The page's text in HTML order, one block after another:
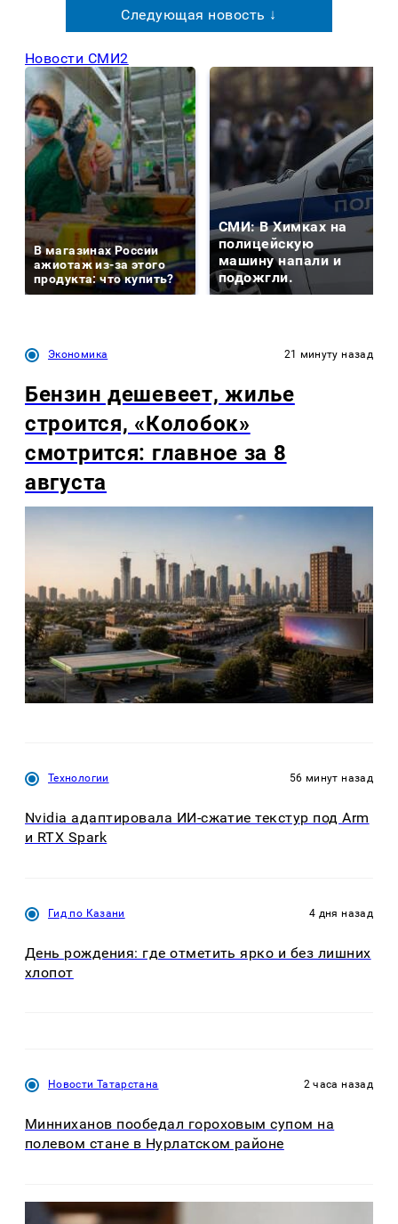
Следующая новость ↓
Новости СМИ2
В магазинах России
ажиотаж из-за этого
продукта: что купить?
СМИ: В Химках на
полицейскую
машину напали и
подожгли.
Экономика 21 минуту назад
Бензин дешевеет, жилье
строится, «Колобок»
смотрится: главное за 8
августа
Технологии 56 минут назад
Nvidia адаптировала ИИ-сжатие текстур под Arm
и RTX Spark
Гид по Казани 4 дня назад
День рождения: где отметить ярко и без лишних
хлопот
Новости Татарстана 2 часа назад
Минниханов пообедал гороховым супом на
полевом стане в Нурлатском районе